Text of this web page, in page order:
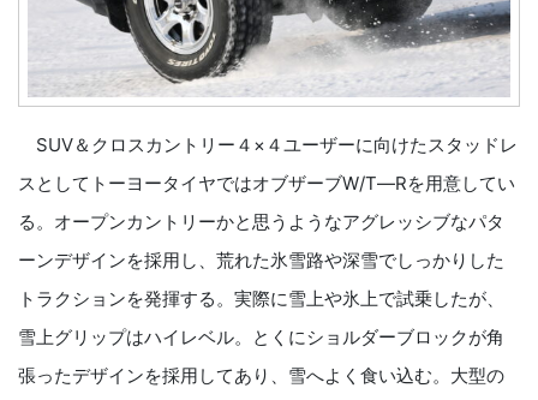
SUV＆クロスカントリー４×４ユーザーに向けたスタッドレ
スとしてトーヨータイヤではオブザーブW/T―Rを用意してい
る。オープンカントリーかと思うようなアグレッシブなパタ
ーンデザインを採用し、荒れた氷雪路や深雪でしっかりした
トラクションを発揮する。実際に雪上や氷上で試乗したが、
雪上グリップはハイレベル。とくにショルダーブロックが角
張ったデザインを採用してあり、雪へよく食い込む。大型の